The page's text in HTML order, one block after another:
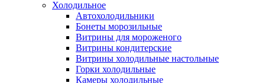
Холодильное
Автохолодильники
Бонеты морозильные
Витрины для мороженого
Витрины кондитерские
Витрины холодильные настольные
Горки холодильные
Камеры холодильные